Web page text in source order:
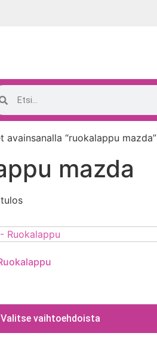
avainsanalla “ruokalappu mazda”
mazda
Valitse vaihtoehdoista